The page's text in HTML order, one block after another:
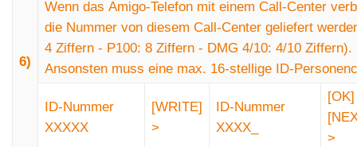
6)
Wenn das Amigo-Telefon mit einem Call-Center
die Nummer von diesem Call-Center geliefert
4 Ziffern - P100: 8 Ziffern - DMG 4/10: 4/10 Ziffern).
Ansonsten muss eine max. 16-stellige ID-
ID-Nummer
XXXXX
[WRITE]
>
ID-Nummer
XXXX_
>